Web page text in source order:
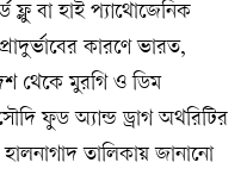
ফ্লু বা হাই প্যাথোজেনিক
কারণে ভারত,
থেকে মুরগি ও ডিম
ফুড অ্যান্ড ড্রাগ অথরিটির
তালিকায় জানানো